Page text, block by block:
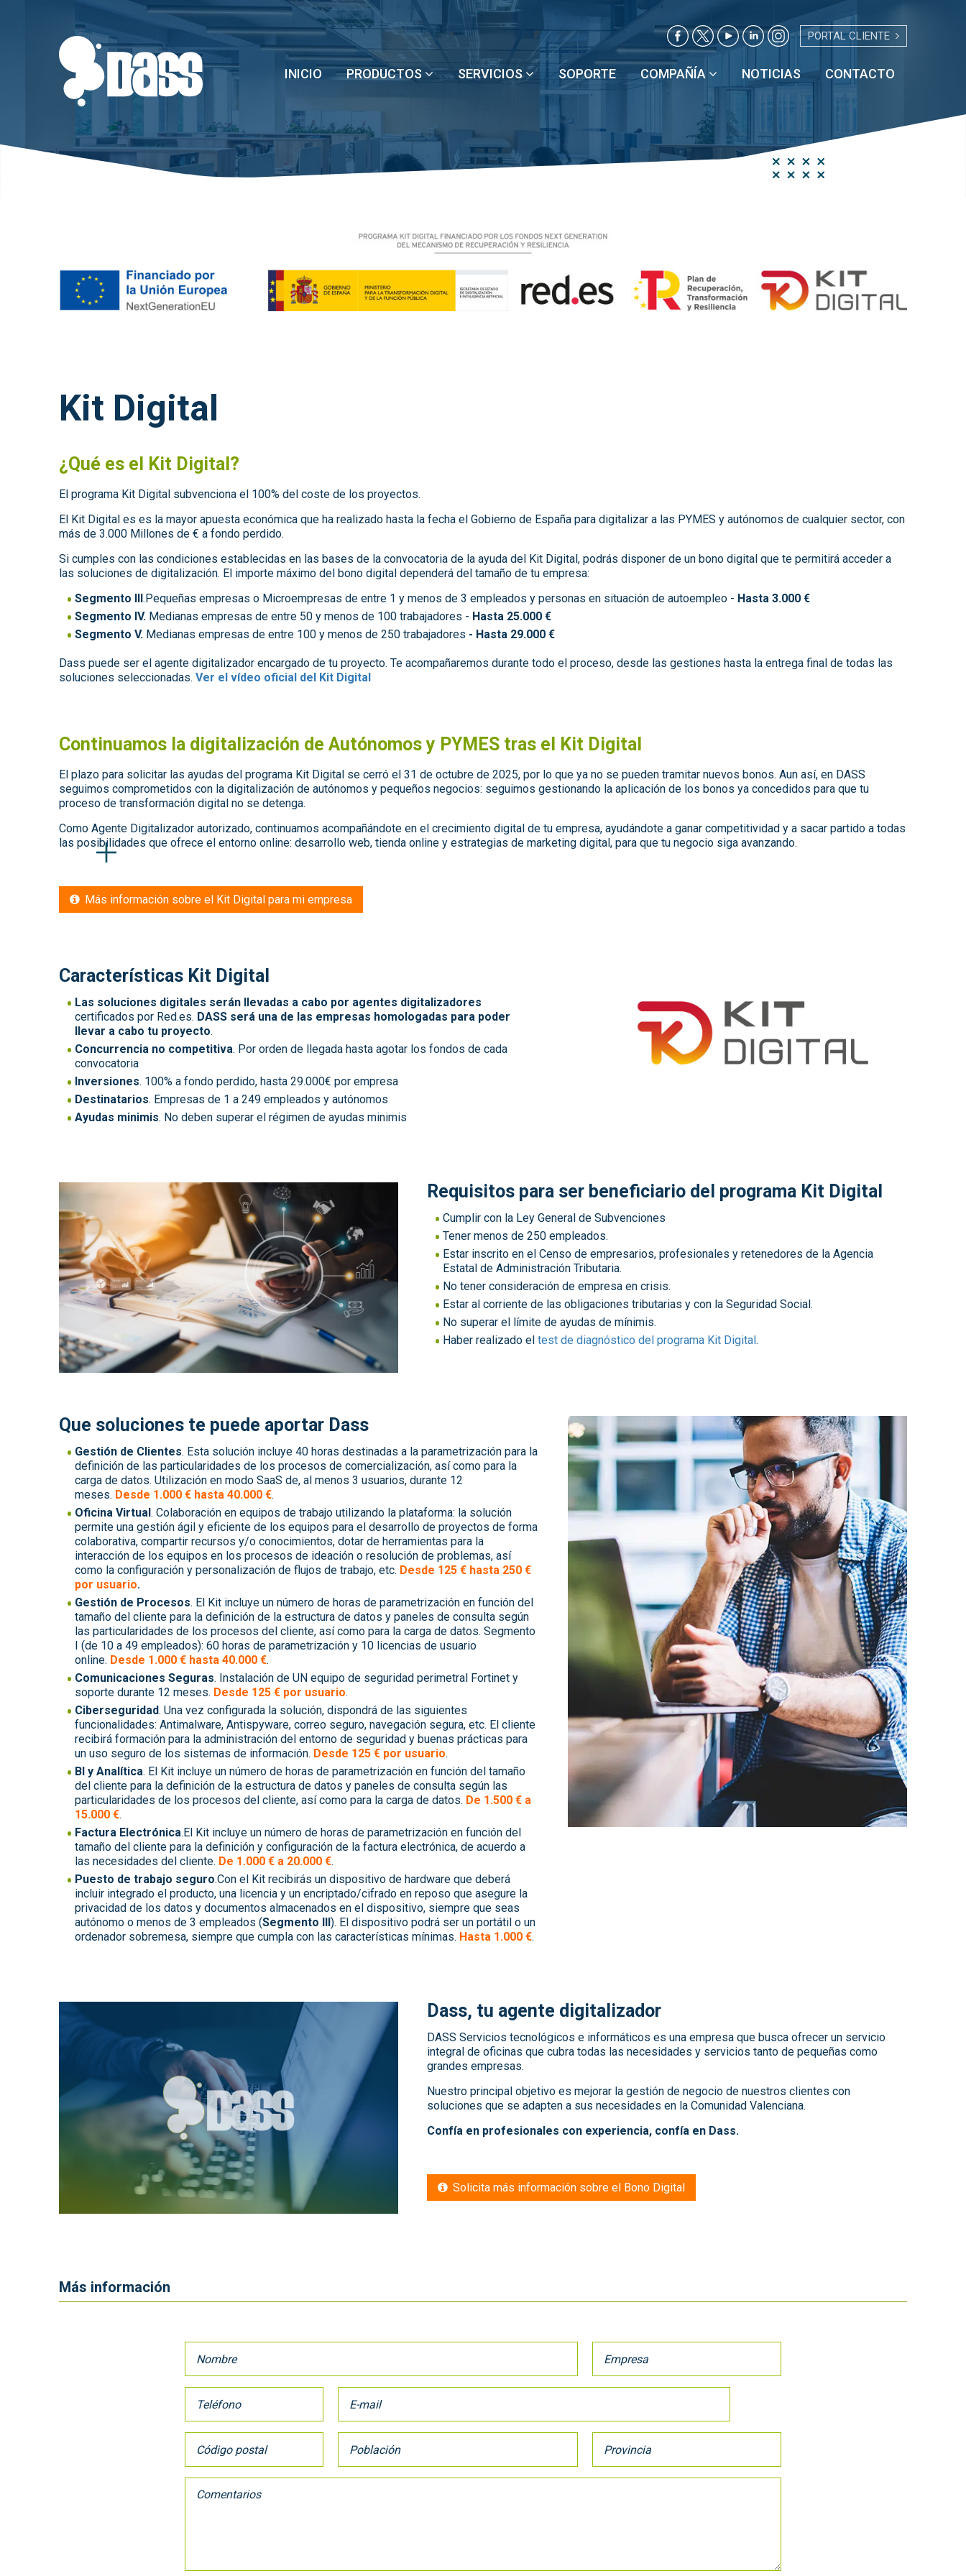
PORTAL CLIENTE
INICIO PRODUCTOS SERVICIOS SOPORTE COMPAÑÍA NOTICIAS CONTACTO
Kit Digital
¿Qué es el Kit Digital?
El programa Kit Digital subvenciona el 100% del coste de los proyectos.
El Kit Digital es es la mayor apuesta económica que ha realizado hasta la fecha el Gobierno de España para digitalizar a las PYMES y autónomos de cualquier sector, con
más de 3.000 Millones de € a fondo perdido.
Si cumples con las condiciones establecidas en las bases de la convocatoria de la ayuda del Kit Digital, podrás disponer de un bono digital que te permitirá acceder a
las soluciones de digitalización. El importe máximo del bono digital dependerá del tamaño de tu empresa:
Segmento III.Pequeñas empresas o Microempresas de entre 1 y menos de 3 empleados y personas en situación de autoempleo - Hasta 3.000 €
Segmento IV. Medianas empresas de entre 50 y menos de 100 trabajadores - Hasta 25.000 €
Segmento V. Medianas empresas de entre 100 y menos de 250 trabajadores - Hasta 29.000 €
Dass puede ser el agente digitalizador encargado de tu proyecto. Te acompañaremos durante todo el proceso, desde las gestiones hasta la entrega final de todas las
soluciones seleccionadas. Ver el vídeo oficial del Kit Digital
Continuamos la digitalización de Autónomos y PYMES tras el Kit Digital
El plazo para solicitar las ayudas del programa Kit Digital se cerró el 31 de octubre de 2025, por lo que ya no se pueden tramitar nuevos bonos. Aun así, en DASS
seguimos comprometidos con la digitalización de autónomos y pequeños negocios: seguimos gestionando la aplicación de los bonos ya concedidos para que tu
proceso de transformación digital no se detenga.
Como Agente Digitalizador autorizado, continuamos acompañándote en el crecimiento digital de tu empresa, ayudándote a ganar competitividad y a sacar partido a todas
las posibilidades que ofrece el entorno online: desarrollo web, tienda online y estrategias de marketing digital, para que tu negocio siga avanzando.
Más información sobre el Kit Digital para mi empresa
Características Kit Digital
Las soluciones digitales serán llevadas a cabo por agentes digitalizadores
certificados por Red.es. DASS será una de las empresas homologadas para poder
llevar a cabo tu proyecto.
Concurrencia no competitiva. Por orden de llegada hasta agotar los fondos de cada
convocatoria
Inversiones. 100% a fondo perdido, hasta 29.000€ por empresa
Destinatarios. Empresas de 1 a 249 empleados y autónomos
Ayudas minimis. No deben superar el régimen de ayudas minimis
Requisitos para ser beneficiario del programa Kit Digital
Cumplir con la Ley General de Subvenciones
Tener menos de 250 empleados.
Estar inscrito en el Censo de empresarios, profesionales y retenedores de la Agencia
Estatal de Administración Tributaria.
No tener consideración de empresa en crisis.
Estar al corriente de las obligaciones tributarias y con la Seguridad Social.
No superar el límite de ayudas de mínimis.
Haber realizado el test de diagnóstico del programa Kit Digital.
Que soluciones te puede aportar Dass
Gestión de Clientes. Esta solución incluye 40 horas destinadas a la parametrización para la
definición de las particularidades de los procesos de comercialización, así como para la
carga de datos. Utilización en modo SaaS de, al menos 3 usuarios, durante 12
meses. Desde 1.000 € hasta 40.000 €.
Oficina Virtual . Colaboración en equipos de trabajo utilizando la plataforma: la solución
permite una gestión ágil y eficiente de los equipos para el desarrollo de proyectos de forma
colaborativa, compartir recursos y/o conocimientos, dotar de herramientas para la
interacción de los equipos en los procesos de ideación o resolución de problemas, así
como la configuración y personalización de flujos de trabajo, etc. Desde 125 € hasta 250 €
por usuario.
Gestión de Procesos. El Kit incluye un número de horas de parametrización en función del
tamaño del cliente para la definición de la estructura de datos y paneles de consulta según
las particularidades de los procesos del cliente, así como para la carga de datos. Segmento
I (de 10 a 49 empleados): 60 horas de parametrización y 10 licencias de usuario
online. Desde 1.000 € hasta 40.000 €.
Comunicaciones Seguras. Instalación de UN equipo de seguridad perimetral Fortinet y
soporte durante 12 meses. Desde 125 € por usuario.
Ciberseguridad. Una vez configurada la solución, dispondrá de las siguientes
funcionalidades: Antimalware, Antispyware, correo seguro, navegación segura, etc. El cliente
recibirá formación para la administración del entorno de seguridad y buenas prácticas para
un uso seguro de los sistemas de información. Desde 125 € por usuario.
BI y Analítica. El Kit incluye un número de horas de parametrización en función del tamaño
del cliente para la definición de la estructura de datos y paneles de consulta según las
particularidades de los procesos del cliente, así como para la carga de datos. De 1.500 € a
15.000 €.
Factura Electrónica.El Kit incluye un número de horas de parametrización en función del
tamaño del cliente para la definición y configuración de la factura electrónica, de acuerdo a
las necesidades del cliente. De 1.000 € a 20.000 €.
Puesto de trabajo seguro.Con el Kit recibirás un dispositivo de hardware que deberá
incluir integrado el producto, una licencia y un encriptado/cifrado en reposo que asegure la
privacidad de los datos y documentos almacenados en el dispositivo, siempre que seas
autónomo o menos de 3 empleados (Segmento III ). El dispositivo podrá ser un portátil o un
ordenador sobremesa, siempre que cumpla con las características mínimas. Hasta 1.000 €.
Dass, tu agente digitalizador
DASS Servicios tecnológicos e informáticos es una empresa que busca ofrecer un servicio
integral de oficinas que cubra todas las necesidades y servicios tanto de pequeñas como
grandes empresas.
Nuestro principal objetivo es mejorar la gestión de negocio de nuestros clientes con
soluciones que se adapten a sus necesidades en la Comunidad Valenciana.
Confía en profesionales con experiencia, confía en Dass.
Solicita más información sobre el Bono Digital
Más información